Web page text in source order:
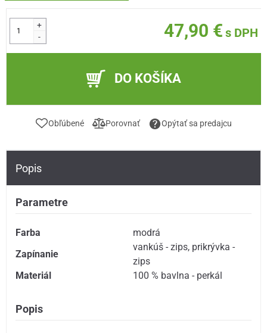
+
-
47,90 € s DPH
DO KOŠÍKA
Obľúbené Porovnať Opýtať sa predajcu
Popis
Parametre
Farba
modrá
Zapínanie
vankúš - zips, prikrývka -
zips
Materiál
100 % bavlna - perkál
Popis